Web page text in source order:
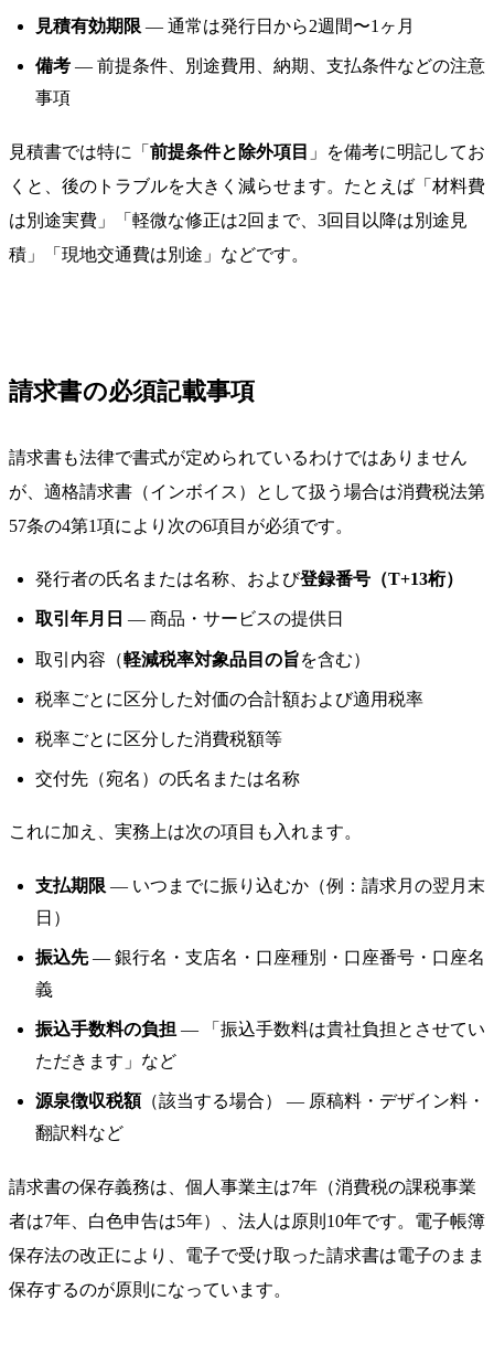
見積有効期限 — 通常は発行日から2週間〜1ヶ月
備考 — 前提条件、別途費用、納期、支払条件などの注意
事項
見積書では特に「 前提条件と除外項目 」を備考に明記してお
くと、後のトラブルを大きく減らせます。たとえば「材料費
は別途実費」「軽微な修正は2回まで、3回目以降は別途見
積」「現地交通費は別途」などです。
請求書の必須記載事項
請求書も法律で書式が定められているわけではありません
が、適格請求書（インボイス）として扱う場合は消費税法第
57条の4第1項により次の6項目が必須です。
発行者の氏名または名称、および登録番号（T+13桁）
取引年月日 — 商品・サービスの提供日
取引内容（軽減税率対象品目の旨を含む）
税率ごとに区分した対価の合計額および適用税率
税率ごとに区分した消費税額等
交付先（宛名）の氏名または名称
これに加え、実務上は次の項目も入れます。
支払期限 — いつまでに振り込むか（例：請求月の翌月末
日）
振込先— 銀行名・支店名・口座種別・口座番号・口座名
義
振込手数料の負担 — 「振込手数料は貴社負担とさせてい
ただきます」など
源泉徴収税額（該当する場合） — 原稿料・デザイン料・
翻訳料など
請求書の保存義務は、個人事業主は7年（消費税の課税事業
者は7年、白色申告は5年）、法人は原則10年です。電子帳簿
保存法の改正により、電子で受け取った請求書は電子のまま
保存するのが原則になっています。